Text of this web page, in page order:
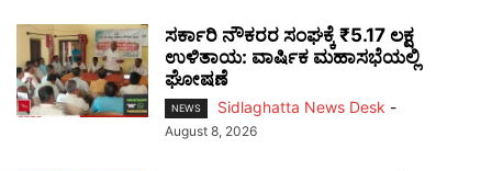
ಸರ್ಕಾರಿ ನೌಕರರ ಸಂಘಕ್ಕೆ ₹5.17 ಲಕ್ಷ
ಉಳಿತಾಯ: ವಾರ್ಷಿಕ ಮಹಾಸಭೆಯಲ್ಲಿ
ಘೋಷಣೆ
NEWS Sidlaghatta News Desk -
August 8, 2026